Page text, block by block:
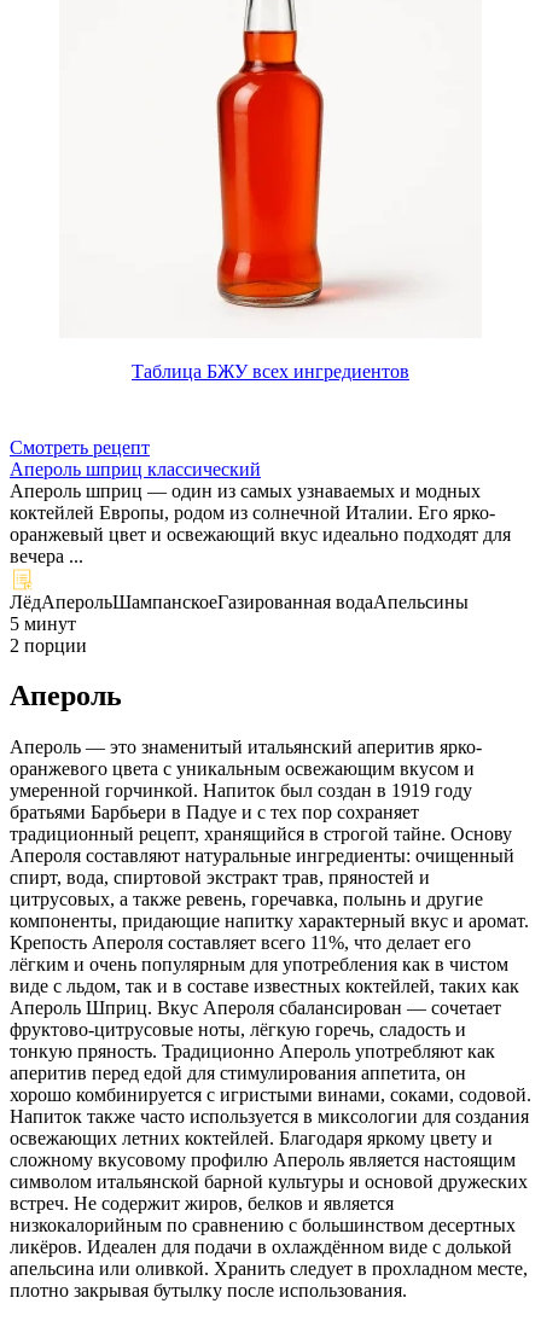
Таблица БЖУ всех ингредиентов
Смотреть рецепт
Апероль шприц классический
Апероль шприц — один из самых узнаваемых и модных
коктейлей Европы, родом из солнечной Италии. Его ярко-
оранжевый цвет и освежающий вкус идеально подходят для
вечера ...
ЛёдАперольШампанскоеГазированная водаАпельсины
5 минут
2 порции
Апероль
Апероль — это знаменитый итальянский аперитив ярко-
оранжевого цвета с уникальным освежающим вкусом и
умеренной горчинкой. Напиток был создан в 1919 году
братьями Барбьери в Падуе и с тех пор сохраняет
традиционный рецепт, хранящийся в строгой тайне. Основу
Апероля составляют натуральные ингредиенты: очищенный
спирт, вода, спиртовой экстракт трав, пряностей и
цитрусовых, а также ревень, горечавка, полынь и другие
компоненты, придающие напитку характерный вкус и аромат.
Крепость Апероля составляет всего 11%, что делает его
лёгким и очень популярным для употребления как в чистом
виде с льдом, так и в составе известных коктейлей, таких как
Апероль Шприц. Вкус Апероля сбалансирован — сочетает
фруктово-цитрусовые ноты, лёгкую горечь, сладость и
тонкую пряность. Традиционно Апероль употребляют как
аперитив перед едой для стимулирования аппетита, он
хорошо комбинируется с игристыми винами, соками, содовой.
Напиток также часто используется в миксологии для создания
освежающих летних коктейлей. Благодаря яркому цвету и
сложному вкусовому профилю Апероль является настоящим
символом итальянской барной культуры и основой дружеских
встреч. Не содержит жиров, белков и является
низкокалорийным по сравнению с большинством десертных
ликёров. Идеален для подачи в охлаждённом виде с долькой
апельсина или оливкой. Хранить следует в прохладном месте,
плотно закрывая бутылку после использования.